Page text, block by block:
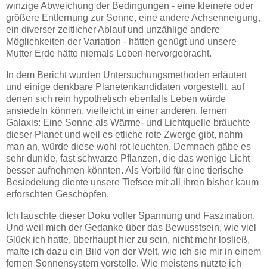
winzige Abweichung der Bedingungen - eine kleinere oder
größere Entfernung zur Sonne, eine andere Achsenneigung,
ein diverser zeitlicher Ablauf und unzählige andere
Möglichkeiten der Variation - hätten genügt und unsere
Mutter Erde hätte niemals Leben hervorgebracht.
In dem Bericht wurden Untersuchungsmethoden erläutert
und einige denkbare Planetenkandidaten vorgestellt, auf
denen sich rein hypothetisch ebenfalls Leben würde
ansiedeln können, vielleicht in einer anderen, fernen
Galaxis: Eine Sonne als Wärme- und Lichtquelle bräuchte
dieser Planet und weil es etliche rote Zwerge gibt, nahm
man an, würde diese wohl rot leuchten. Demnach gäbe es
sehr dunkle, fast schwarze Pflanzen, die das wenige Licht
besser aufnehmen könnten. Als Vorbild für eine tierische
Besiedelung diente unsere Tiefsee mit all ihren bisher kaum
erforschten Geschöpfen.
Ich lauschte dieser Doku voller Spannung und Faszination.
Und weil mich der Gedanke über das Bewusstsein, wie viel
Glück ich hatte, überhaupt hier zu sein, nicht mehr losließ,
malte ich dazu ein Bild von der Welt, wie ich sie mir in einem
fernen Sonnensystem vorstelle. Wie meistens nutzte ich